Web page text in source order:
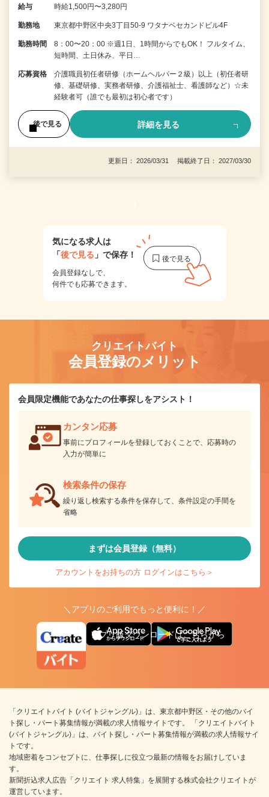
給与 時給1,500円〜3,280円
勤務地 東京都中野区中央3丁目50-9 ワタナベセカンドビル4F
勤務時間
8：00〜20：00 ※週1日、1時間からでもOK！ フルタイム、
短時間、土日休み、平日…
応募資格
介護職員初任者研修（ホームヘルパー２級）以上（初任者研
修、基礎研修、実務者研修、介護福祉士、看護師など）☆未
経験者可（誰でも最初は初心者です）
後で見る 詳細を見る
更新日： 2026/03/31 掲載終了日： 2027/03/30
1
気になる求人は
「後で見る 」で保存！
会員登録なしで、
何件でも応募できます。
クリエイトバイト
会員登録のメリット
会員限定機能であなたの仕事探しをアシスト！
カンタン応募
事前にプロフィールを登録しておくことで、応募時の
入力が簡単に
検索条件の保存
繰り返し検索する条件を保存して、条件設定の手間を
省略
まずは会員登録（無料）
アカウントをお持ちの方 ログインはこちら＞
＼アプリのご利用でもっと便利に！／
アプリ版ダウンロードはこちらから
「クリエイトバイト (バイトジャングル)」は、東京都中野区・その他のバイ
ト探し・パート募集情報が満載の求人情報サイトです。 「クリエイトバイト
(バイトジャングル)」は、バイト探し・パート募集情報が満載の求人情報サイ
トです。
地域密着をコンセプトに、仕事探しに役立つ最新の情報をお届けしていま
す。
新聞折込求人広告「クリエイト 求人特集」を展開する株式会社クリエイトが
運営しています。